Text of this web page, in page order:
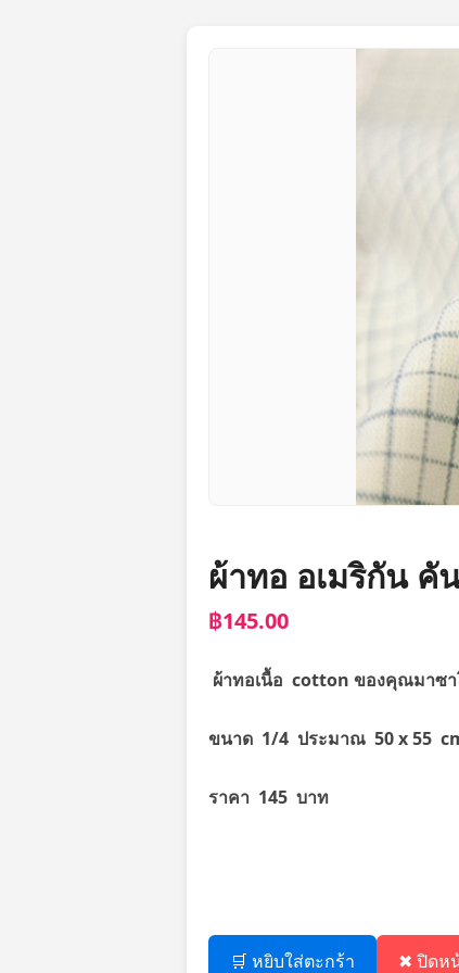
ผ้าทอ อเมริกัน คั
฿145.00
ผ้าทอเนื้อ cotton ของคุณมาซ
ขนาด 1/4 ประมาณ 50 x 55
ราคา 145 บาท
🛒 หยิบใส่ตะกร้า ✖ ปิดห